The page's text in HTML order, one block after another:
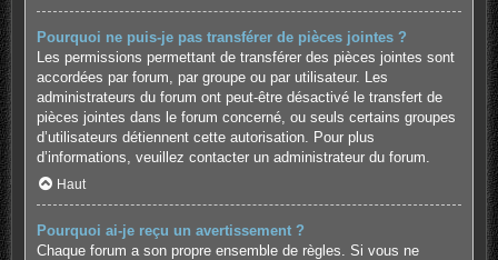
Pourquoi ne puis-je pas transférer de pièces jointes ?
Les permissions permettant de transférer des pièces jointes sont
accordées par forum, par groupe ou par utilisateur. Les
administrateurs du forum ont peut-être désactivé le transfert de
pièces jointes dans le forum concerné, ou seuls certains groupes
d’utilisateurs détiennent cette autorisation. Pour plus
d’informations, veuillez contacter un administrateur du forum.
Haut
Pourquoi ai-je reçu un avertissement ?
Chaque forum a son propre ensemble de règles. Si vous ne